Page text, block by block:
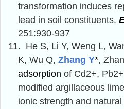
transformation induces
lead in soil constituents.
251:930-937
11. He S, Li Y, Weng L,
K, Wu Q, Zhang Y*,
adsorption of Cd2+,
modified argillaceous
ionic strength and